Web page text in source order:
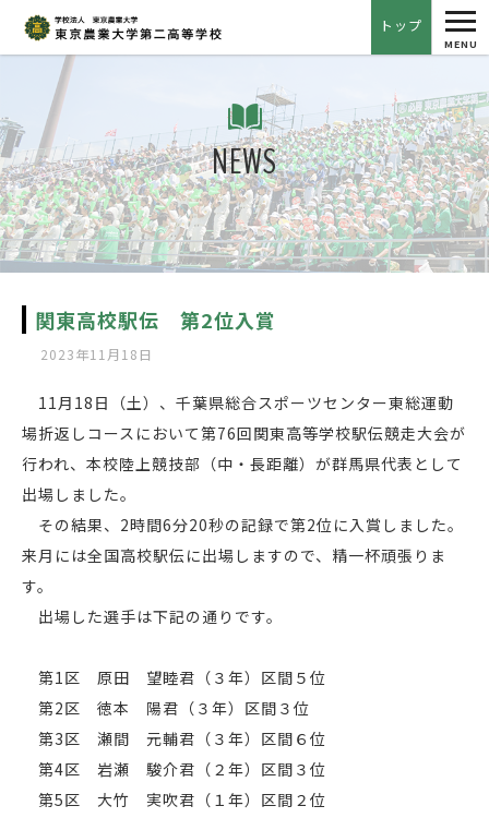
トップ
MENU
NEWS
関東高校駅伝 第2位入賞
2023年11月18日
11月18日（土）、千葉県総合スポーツセンター東総運動
場折返しコースにおいて第76回関東高等学校駅伝競走大会が
行われ、本校陸上競技部（中・長距離）が群馬県代表として
出場しました。
その結果、2時間6分20秒の記録で第2位に入賞しました。
来月には全国高校駅伝に出場しますので、精一杯頑張りま
す。
出場した選手は下記の通りです。
第1区 原田 望睦君（３年）区間５位
第2区 徳本 陽君（３年）区間３位
第3区 瀬間 元輔君（３年）区間６位
第4区 岩瀬 駿介君（２年）区間３位
第5区 大竹 実吹君（１年）区間２位